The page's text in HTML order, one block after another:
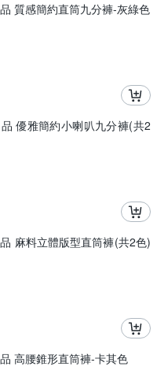
質感簡約直筒九分褲-灰綠色
優雅簡約小喇叭九分褲(共2
麻料立體版型直筒褲(共2色)
高腰錐形直筒褲-卡其色